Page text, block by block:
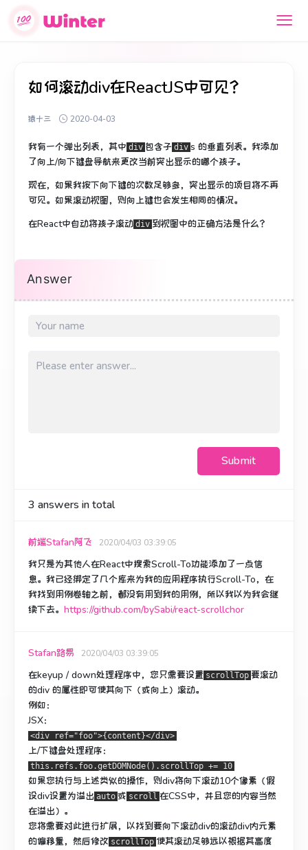
如何滚动div在ReactJS中可见？
猿十三 2020-04-03
我有一个弹出列表，其中 div 包含子 div s 的垂直列表。 我添加
了向上/向下键盘导航来更改当前突出显示的哪个孩子。
现在，如果我按下向下键的次数足够多，突出显示的项目将不再
可见。 如果滚动视图，则向上键也会发生相同的情况。
在React中自动将孩子滚动 div 到视图中的正确方法是什么？
Answer
Submit
3 answers in total
前端Stafan阿飞 2020/04/03 03:39:05
我只是为其他人在React中搜索Scroll-To功能添加了一点信
息。 我已经绑定了几个库来为我的应用程序执行Scroll-To，在
我找到用例卷轴之前，都没有用到我的用例，所以我以为我会继
续下去。 https://github.com/bySabi/react-scrollchor
Stafan路易 2020/04/03 03:39:05
在keyup / down处理程序中，您只需要设置 scrollTop 要滚动
的div 的属性即可使其向下（或向上）滚动。
例如：
JSX：
<div ref="foo">{content}</div>
上/下键盘处理程序：
this.refs.foo.getDOMNode().scrollTop += 10
如果您执行与上述类似的操作，则div将向下滚动10个像素（假
设div设置为溢出 auto 或 scroll 在CSS中，并且您的内容当然
在溢出）。
您将需要对此进行扩展，以找到要向下滚动div的滚动div内元素
的偏移量，然后修改 scrollTop 使其滚动足够远以根据其高度